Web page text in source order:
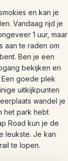
en kan je
Vandaag rijd je
1 uur, maar
aan te raden om
Ben je een
bekijken en
goede plek
uitkijkpunten
wandel je
het park hebt
Road kun je de
leukste. Je kan
te lopen.